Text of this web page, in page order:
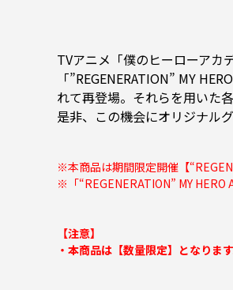
TVアニメ「僕のヒーローアカ
「”REGENERATION” MY
れて再登場。それらを用いた
是非、この機会にオリジナル
※本商品は期間限定開催【
※「“REGENERATION” MY
【注意】
・本商品は【数量限定】となりま